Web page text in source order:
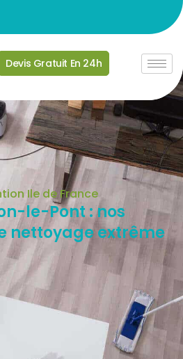
Devis Gratuit En 24h
Ile de France
le-Pont : nos
nettoyage extrême